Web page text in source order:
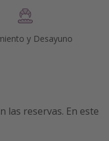
y Desayuno
las reservas. En este